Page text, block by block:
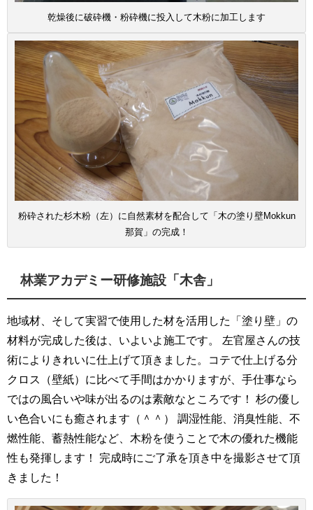
乾燥後に破砕機・粉砕機に投入して木粉に加工します
粉砕された杉木粉（左）に自然素材を配合して「木の塗り壁Mokkun
那賀」の完成！
林業アカデミー研修施設「木舎」
地域材、そして実習で使用した材を活用した「塗り壁」の
材料が完成した後は、いよいよ施工です。 左官屋さんの技
術によりきれいに仕上げて頂きました。コテで仕上げる分
クロス（壁紙）に比べて手間はかかりますが、手仕事なら
ではの風合いや味が出るのは素敵なところです！ 杉の優し
い色合いにも癒されます（＾＾） 調湿性能、消臭性能、不
燃性能、蓄熱性能など、木粉を使うことで木の優れた機能
性も発揮します！ 完成時にご了承を頂き中を撮影させて頂
きました！